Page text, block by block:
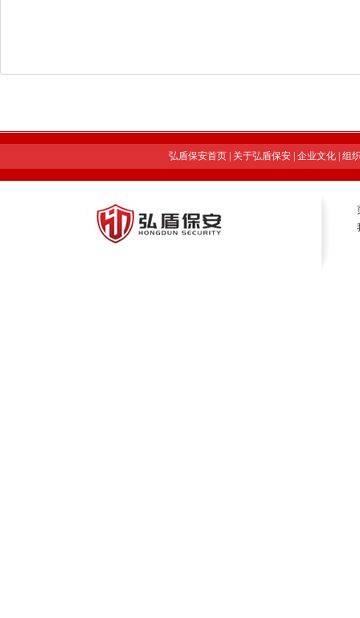
弘盾保安首页| 关于弘盾保安| 企业文化| 组